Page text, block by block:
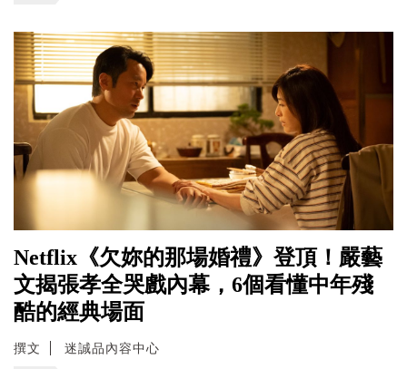
Netflix《欠妳的那場婚禮》登頂！嚴藝
文揭張孝全哭戲內幕，6個看懂中年殘
酷的經典場面
撰文 迷誠品內容中心